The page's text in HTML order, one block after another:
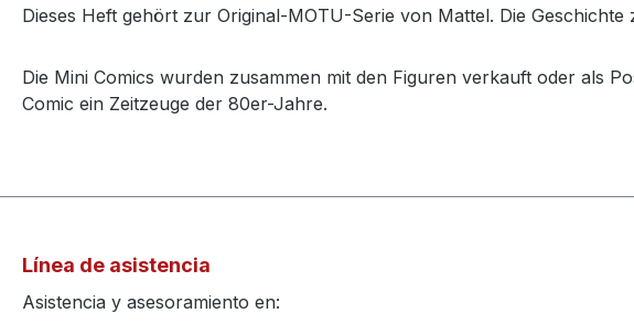
Dieses Heft gehört zur Original-MOTU-Serie von Mattel. Die
Die Mini Comics wurden zusammen mit den Figuren verkauft oder als
Comic ein Zeitzeuge der 80er-Jahre.
Línea de asistencia
Asistencia y asesoramiento en: